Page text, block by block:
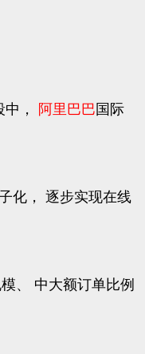
， 阿里巴巴 国际
化， 逐步实现在线
、 中大额订单比例